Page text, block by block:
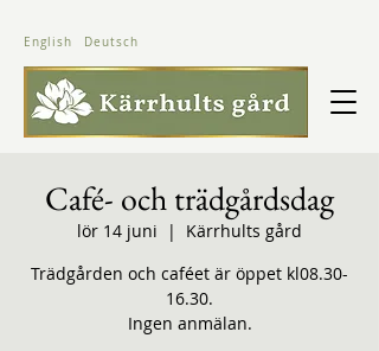
English Deutsch
Café- och trädgårdsdag
lör 14 juni
  |
Kärrhults gård
Trädgården och caféet är öppet kl08.30-
16.30.
Ingen anmälan.